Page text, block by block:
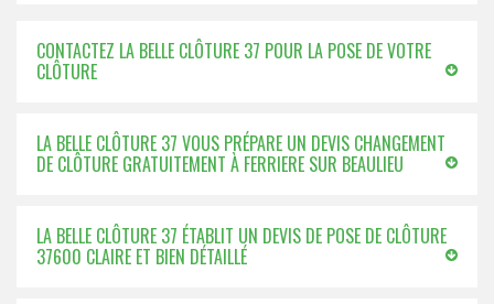
CONTACTEZ LA BELLE CLÔTURE 37 POUR LA POSE DE VOTRE
CLÔTURE
LA BELLE CLÔTURE 37 VOUS PRÉPARE UN DEVIS CHANGEMENT
DE CLÔTURE GRATUITEMENT À FERRIERE SUR BEAULIEU
LA BELLE CLÔTURE 37 ÉTABLIT UN DEVIS DE POSE DE CLÔTURE
37600 CLAIRE ET BIEN DÉTAILLÉ